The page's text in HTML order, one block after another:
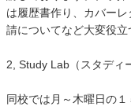
は履歴書作り、カバー
請についてなど大変役立
2, Study Lab（スタディ
同校では月～木曜日の